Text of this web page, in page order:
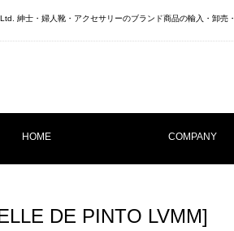
紳士・婦人靴・アクセサリーのブランド商品の輸入・卸売
HOME COMPANY
DE PINTO LVMM]